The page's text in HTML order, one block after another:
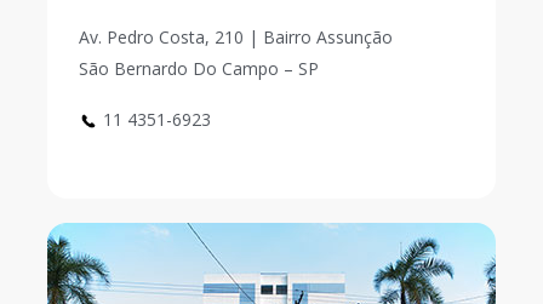
Av. Pedro Costa, 210 | Bairro Assunção
São Bernardo Do Campo – SP
11 4351-6923